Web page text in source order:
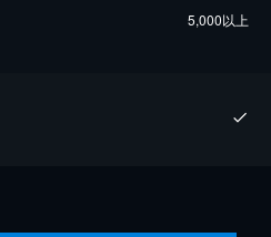
5,000以上